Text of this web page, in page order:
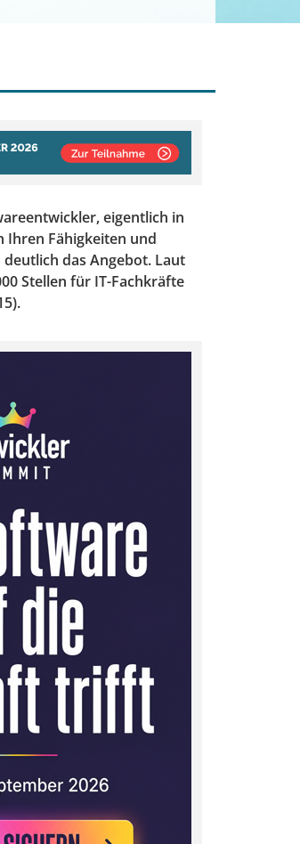
eigentlich in
Ihren Fähigkeiten und
das Angebot. Laut
Stellen für IT-Fachkräfte